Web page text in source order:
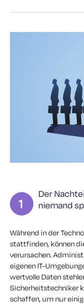
Der
niemand
Während in der
stattfinden, können
verursachen.
eigenen IT-
wertvolle Daten
Sicherheitstechniker
schaffen, um nur